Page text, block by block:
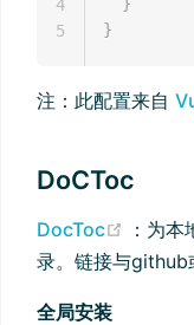
}
4
5
注：此配置来自
DoCToc
DocToc
：为
录。链接与github
全局安装